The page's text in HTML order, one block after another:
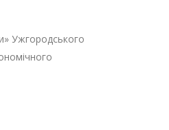
Ужгородського